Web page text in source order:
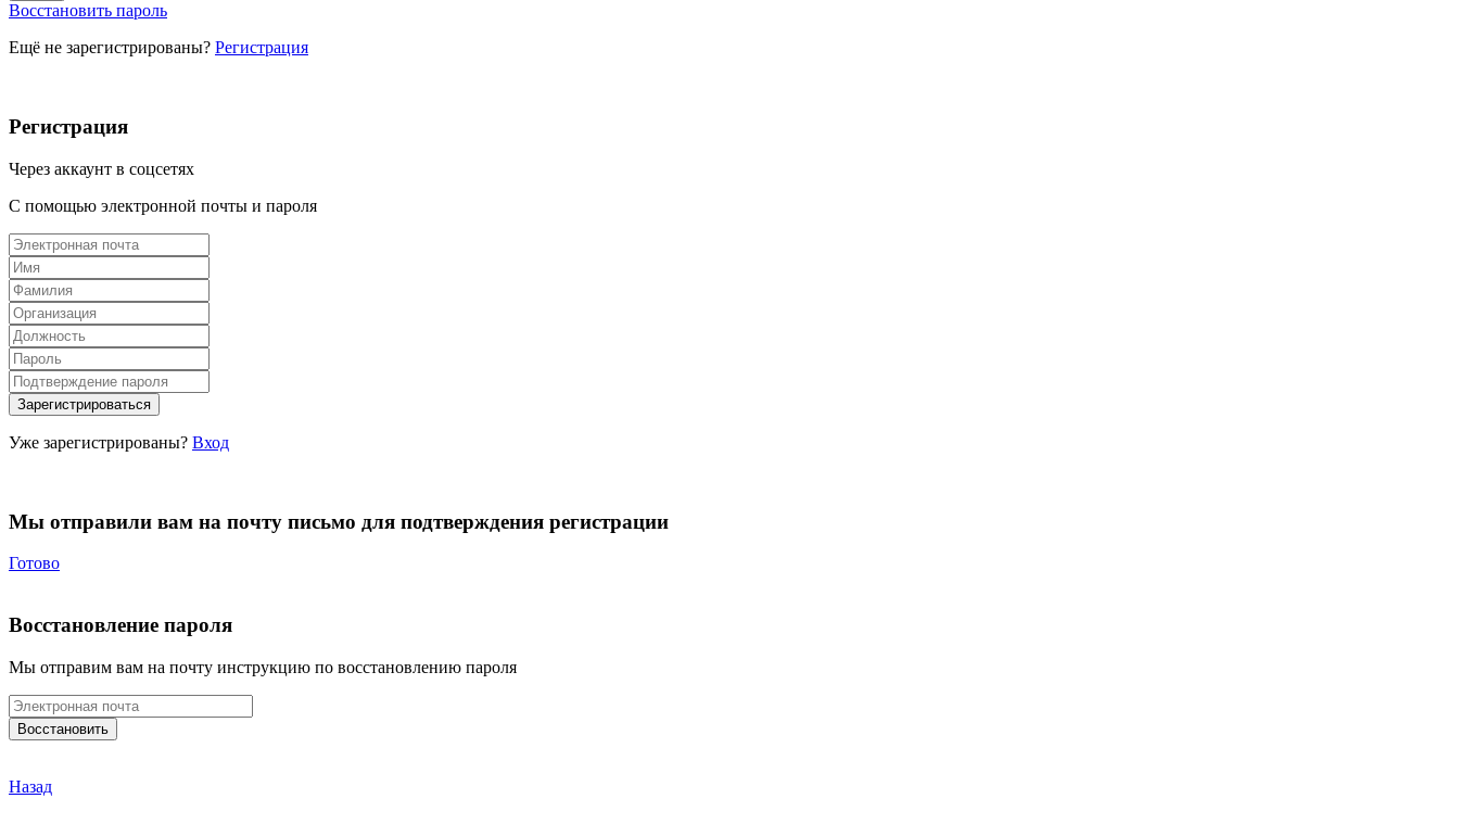
Восстановить пароль
Ещё не зарегистрированы? Регистрация
Регистрация
Через аккаунт в соцсетях
С помощью электронной почты и пароля
Уже зарегистрированы? Вход
Мы отправили вам на почту письмо для подтверждения регистрации
Готово
Восстановление пароля
Мы отправим вам на почту инструкцию по восстановлению пароля
Назад